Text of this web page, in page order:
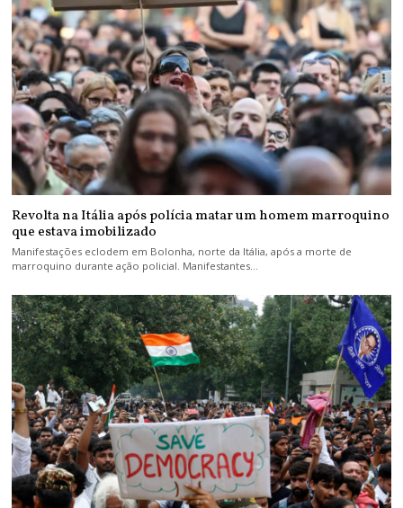
Revolta na Itália após polícia matar um homem marroquino
que estava imobilizado
Manifestações eclodem em Bolonha, norte da Itália, após a morte de
marroquino durante ação policial. Manifestantes…